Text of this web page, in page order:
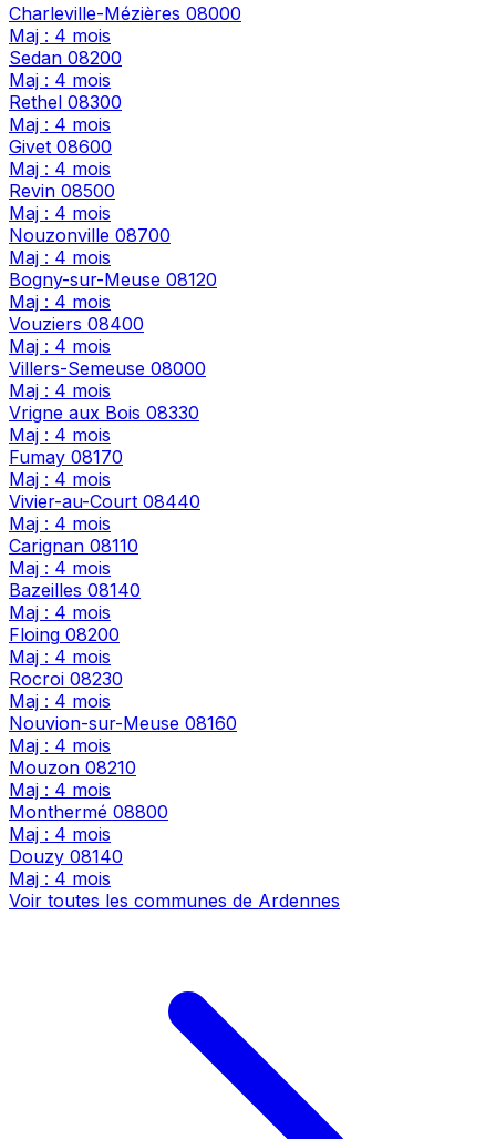
Charleville-Mézières 08000
Maj : 4 mois
Sedan 08200
Maj : 4 mois
Rethel 08300
Maj : 4 mois
Givet 08600
Maj : 4 mois
Revin 08500
Maj : 4 mois
Nouzonville 08700
Maj : 4 mois
Bogny-sur-Meuse 08120
Maj : 4 mois
Vouziers 08400
Maj : 4 mois
Villers-Semeuse 08000
Maj : 4 mois
Vrigne aux Bois 08330
Maj : 4 mois
Fumay 08170
Maj : 4 mois
Vivier-au-Court 08440
Maj : 4 mois
Carignan 08110
Maj : 4 mois
Bazeilles 08140
Maj : 4 mois
Floing 08200
Maj : 4 mois
Rocroi 08230
Maj : 4 mois
Nouvion-sur-Meuse 08160
Maj : 4 mois
Mouzon 08210
Maj : 4 mois
Monthermé 08800
Maj : 4 mois
Douzy 08140
Maj : 4 mois
Voir toutes les communes de Ardennes